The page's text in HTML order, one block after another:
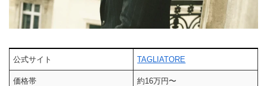
公式サイト TAGLIATORE
価格帯 約16万円〜